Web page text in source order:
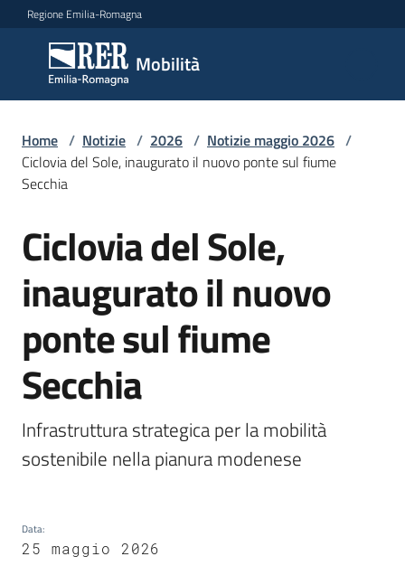
Vai al contenuto
Vai alla navigazione
Vai al footer
Regione Emilia-Romagna
Mobilità
Mobilità
Argomenti
Servizi
Leggi
Atti
Bandi
Piani
Programmi
Progetti
Home / Notizie / 2026 / Notizie maggio 2026 /
Ciclovia del Sole, inaugurato il nuovo ponte sul fiume
Secchia
Salta al contenuto
Ciclovia del Sole,
inaugurato il nuovo
ponte sul fiume
Secchia
Infrastruttura strategica per la mobilità
sostenibile nella pianura modenese
Data:
25 maggio 2026